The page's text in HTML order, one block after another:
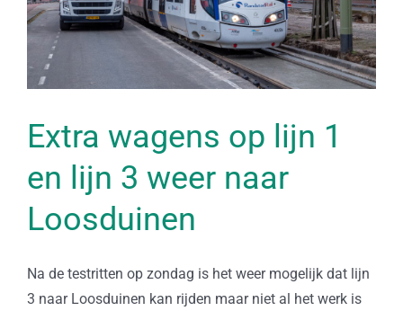
Extra wagens op lijn 1
en lijn 3 weer naar
Loosduinen
Na de testritten op zondag is het weer mogelijk dat lijn
3 naar Loosduinen kan rijden maar niet al het werk is